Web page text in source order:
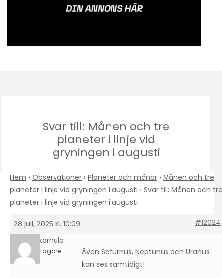
Svar till: Månen och tre
planeter i linje vid
gryningen i augusti
Hem › Observationer › Planeter och månar › Månen och tre
planeter i linje vid gryningen i augusti › Svar till: Månen och tre
planeter i linje vid gryningen i augusti
28 juli, 2025 kl. 10:09
#12624
timokarhula
Deltagare
Även Saturnus, Neptunus och Uranus
kan ses samtidigt!